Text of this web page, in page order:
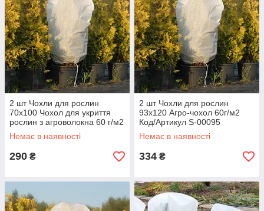
2 шт Чохли для рослин
70х100 Чохол для укриття
рослин з агроволокна 60 г/м2
Код/Артикул S-00094
Немає в наявності
290 ₴
2 шт Чохли для рослин
93х120 Агро-чохол 60г/м2
Код/Артикул S-00095
Немає в наявності
334 ₴